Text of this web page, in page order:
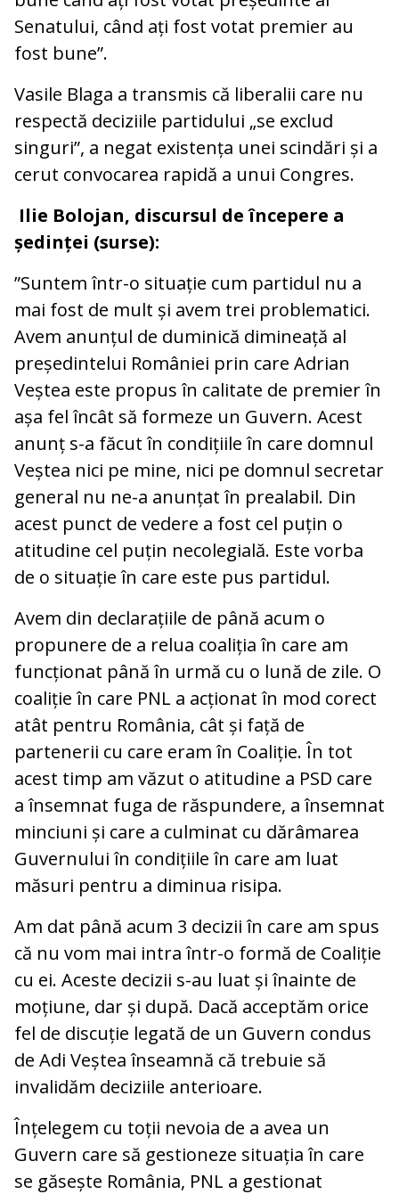
Senatului, când ați fost votat premier au
fost bune”.
Vasile Blaga a transmis că liberalii care nu
respectă deciziile partidului „se exclud
singuri”, a negat existența unei scindări și a
cerut convocarea rapidă a unui Congres.
Ilie Bolojan, discursul de începere a
ședinței (surse):
”Suntem într-o situație cum partidul nu a
mai fost de mult și avem trei problematici.
Avem anunțul de duminică dimineață al
președintelui României prin care Adrian
Veștea este propus în calitate de premier în
așa fel încât să formeze un Guvern. Acest
anunț s-a făcut în condițiile în care domnul
Veștea nici pe mine, nici pe domnul secretar
general nu ne-a anunțat în prealabil. Din
acest punct de vedere a fost cel puțin o
atitudine cel puțin necolegială. Este vorba
de o situație în care este pus partidul.
Avem din declarațiile de până acum o
propunere de a relua coaliția în care am
funcționat până în urmă cu o lună de zile. O
coaliție în care PNL a acționat în mod corect
atât pentru România, cât și față de
partenerii cu care eram în Coaliție. În tot
acest timp am văzut o atitudine a PSD care
a însemnat fuga de răspundere, a însemnat
minciuni și care a culminat cu dărâmarea
Guvernului în condițiile în care am luat
măsuri pentru a diminua risipa.
Am dat până acum 3 decizii în care am spus
că nu vom mai intra într-o formă de Coaliție
cu ei. Aceste decizii s-au luat și înainte de
moțiune, dar și după. Dacă acceptăm orice
fel de discuție legată de un Guvern condus
de Adi Veștea înseamnă că trebuie să
invalidăm deciziile anterioare.
Înțelegem cu toții nevoia de a avea un
Guvern care să gestioneze situația în care
se găsește România, PNL a gestionat